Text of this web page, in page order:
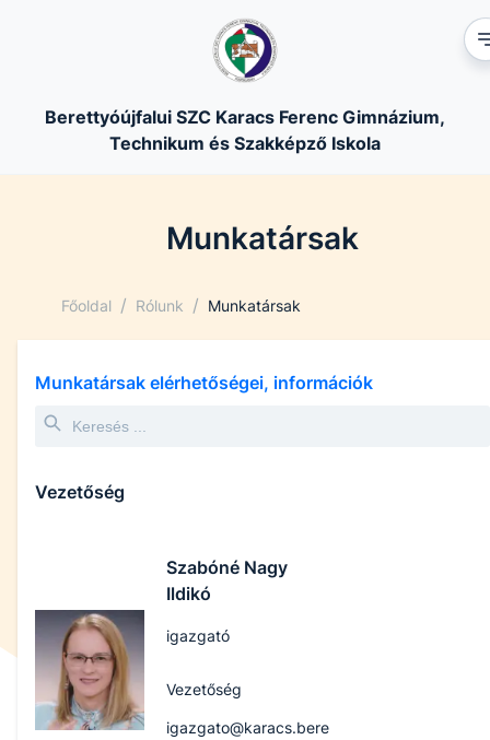
Berettyóújfalui SZC Karacs Ferenc Gimnázium,
Technikum és Szakképző Iskola
Munkatársak
Főoldal / Rólunk / Munkatársak
Munkatársak elérhetőségei, információk
Vezetőség
Szabóné Nagy
Ildikó
igazgató
Vezetőség
igazgato@karacs.bere